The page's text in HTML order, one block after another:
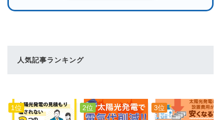
人気記事ランキング
1位 2位 3位